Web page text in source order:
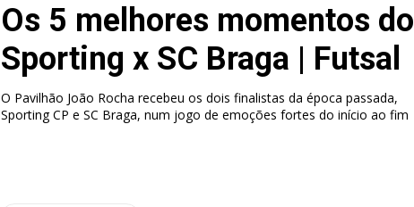
Os 5 melhores momentos do
Sporting x SC Braga | Futsal
O Pavilhão João Rocha recebeu os dois finalistas da época passada,
Sporting CP e SC Braga, num jogo de emoções fortes do início ao fim